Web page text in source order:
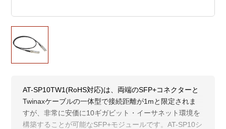
AT-SP10TW1(RoHS対応)は、両端のSFP+コネクターと
Twinaxケーブルの一体型で接続距離が1mと限定されま
すが、非常に安価に10ギガビット・イーサネット環境を
構築することが可能なSFP+モジュールです。AT-SP10シ